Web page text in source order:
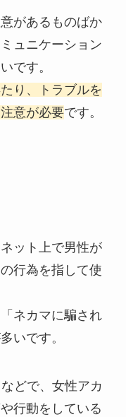
があるものばか
ュニケーション
です。
り、トラブルを
意が必要です。
ット上で男性が
行為を指して使
ネカマに騙され
いです。
どで、女性アカ
行動をしている